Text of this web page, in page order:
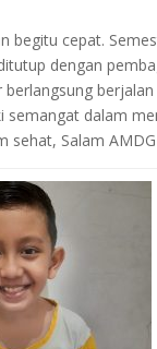
begitu cepat.
dengan
dalam
sehat, Salam AMDG